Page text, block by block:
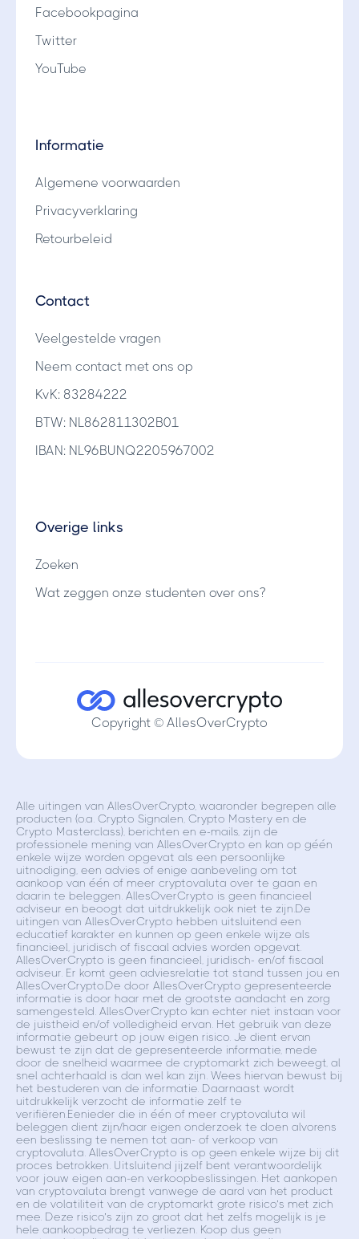
Facebookpagina
Twitter
YouTube
Informatie
Algemene voorwaarden
Privacyverklaring
Retourbeleid
Contact
Veelgestelde vragen
Neem contact met ons op
KvK: 83284222
BTW: NL862811302B01
IBAN: NL96BUNQ2205967002
Overige links
Zoeken
Wat zeggen onze studenten over ons?
Copyright © AllesOverCrypto
Alle uitingen van AllesOverCrypto, waaronder begrepen alle
producten (o.a. Crypto Signalen, Crypto Mastery en de
Crypto Masterclass), berichten en e-mails, zijn de
professionele mening van AllesOverCrypto en kan op géén
enkele wijze worden opgevat als een persoonlijke
uitnodiging, een advies of enige aanbeveling om tot
aankoop van één of meer cryptovaluta over te gaan en
daarin te beleggen. AllesOverCrypto is geen financieel
adviseur en beoogt dat uitdrukkelijk ook niet te zijn.De
uitingen van AllesOverCrypto hebben uitsluitend een
educatief karakter en kunnen op geen enkele wijze als
financieel, juridisch of fiscaal advies worden opgevat.
AllesOverCrypto is geen financieel, juridisch- en/of fiscaal
adviseur. Er komt geen adviesrelatie tot stand tussen jou en
AllesOverCrypto.De door AllesOverCrypto gepresenteerde
informatie is door haar met de grootste aandacht en zorg
samengesteld. AllesOverCrypto kan echter niet instaan voor
de juistheid en/of volledigheid ervan. Het gebruik van deze
informatie gebeurt op jouw eigen risico. Je dient ervan
bewust te zijn dat de gepresenteerde informatie, mede
door de snelheid waarmee de cryptomarkt zich beweegt, al
snel achterhaald is dan wel kan zijn. Wees hiervan bewust bij
het bestuderen van de informatie. Daarnaast wordt
uitdrukkelijk verzocht de informatie zelf te
verifiëren.Eenieder die in één of meer cryptovaluta wil
beleggen dient zijn/haar eigen onderzoek te doen alvorens
een beslissing te nemen tot aan- of verkoop van
cryptovaluta. AllesOverCrypto is op geen enkele wijze bij dit
proces betrokken. Uitsluitend jijzelf bent verantwoordelijk
voor jouw eigen aan-en verkoopbeslissingen. Het aankopen
van cryptovaluta brengt vanwege de aard van het product
en de volatiliteit van de cryptomarkt grote risico’s met zich
mee. Deze risico’s zijn zo groot dat het zelfs mogelijk is je
hele aankoopbedrag te verliezen. Koop dus geen